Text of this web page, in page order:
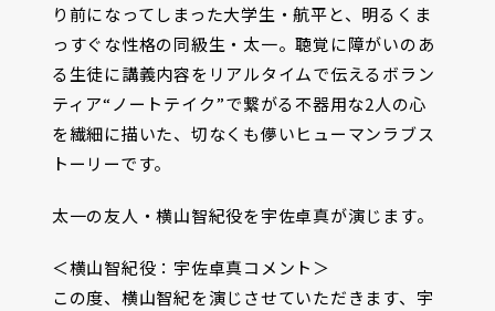
り前になってしまった大学生・航平と、明るくま
っすぐな性格の同級生・太一。聴覚に障がいのあ
る生徒に講義内容をリアルタイムで伝えるボラン
ティア“ノートテイク”で繋がる不器用な2人の心
を繊細に描いた、切なくも儚いヒューマンラブス
トーリーです。
太一の友人・横山智紀役を宇佐卓真が演じます。
＜横山智紀役：宇佐卓真コメント＞
この度、横山智紀を演じさせていただきます、宇